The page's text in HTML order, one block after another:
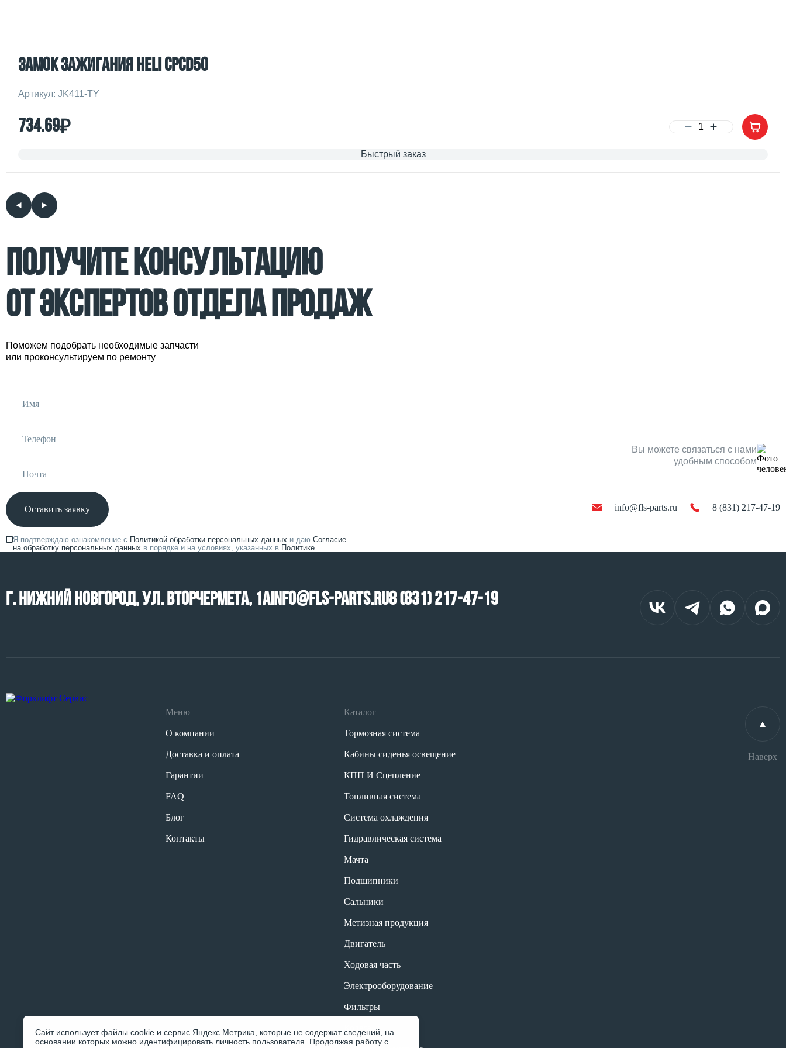
Замок зажигания Heli CPCD50
Артикул: JK411-TY
734.69₽
Быстрый заказ
ПОЛУЧИТЕ КОНСУЛЬТАЦИЮ
ОТ ЭКСПЕРТОВ ОТДЕЛА ПРОДАЖ
Поможем подобрать необходимые запчасти
или проконсультируем по ремонту
Оставить заявку
Я подтверждаю ознакомление с Политикой обработки персональных данных и даюСогласие
на обработку персональных данных в порядке и на условиях, указанных в Политике
Вы можете связаться с нами
удобным способом
info@fls-parts.ru 8 (831) 217-47-19
г. Нижний Новгород, ул. Вторчермета, 1Аinfo@fls-parts.ru8 (831) 217-47-19
Меню
О компании
Доставка и оплата
Гарантии
FAQ
Блог
Контакты
Каталог
Тормозная система
Кабины сиденья освещение
КПП И Сцепление
Топливная система
Система охлаждения
Гидравлическая система
Мачта
Подшипники
Сальники
Метизная продукция
Двигатель
Ходовая часть
Электрооборудование
Фильтры
Наверх
Сайт использует файлы cookie и сервис Яндекс.Метрика, которые не содержат сведений, на
основании которых можно идентифицировать личность пользователя. Продолжая работу с